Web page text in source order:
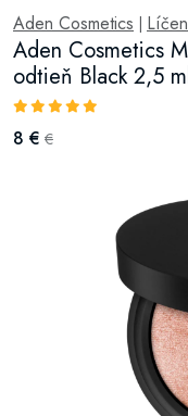
Aden Cosmetics
Aden Cosmetics
odtieň Black 2,5
8 € €